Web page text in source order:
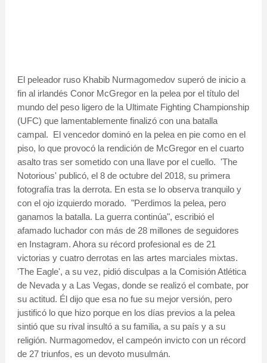
El peleador ruso Khabib Nurmagomedov superó de inicio a
fin al irlandés Conor McGregor en la pelea por el título del
mundo del peso ligero de la Ultimate Fighting Championship
(UFC) que lamentablemente finalizó con una batalla
campal. El vencedor dominó en la pelea en pie como en el
piso, lo que provocó la rendición de McGregor en el cuarto
asalto tras ser sometido con una llave por el cuello. 'The
Notorious' publicó, el 8 de octubre del 2018, su primera
fotografía tras la derrota. En esta se lo observa tranquilo y
con el ojo izquierdo morado. "Perdimos la pelea, pero
ganamos la batalla. La guerra continúa", escribió el
afamado luchador con más de 28 millones de seguidores
en Instagram. Ahora su récord profesional es de 21
victorias y cuatro derrotas en las artes marciales mixtas.
'The Eagle', a su vez, pidió disculpas a la Comisión Atlética
de Nevada y a Las Vegas, donde se realizó el combate, por
su actitud. Él dijo que esa no fue su mejor versión, pero
justificó lo que hizo porque en los días previos a la pelea
sintió que su rival insultó a su familia, a su país y a su
religión. Nurmagomedov, el campeón invicto con un récord
de 27 triunfos, es un devoto musulmán.